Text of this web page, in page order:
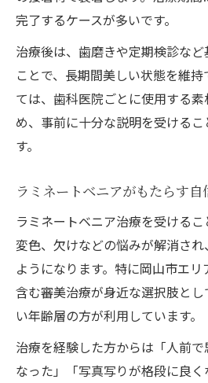
完了するケースが多いです。
治療後は、歯磨きや定期検診な
ことで、長期間美しい状態を維
ては、歯科医院ごとに使用する
め、事前に十分な説明を受ける
す。
ラミネートベニアがもたらす自
ラミネートベニア治療を受ける
変色、欠けなどの悩みが解消さ
ようになります。特に岡山市エ
含む審美治療が身近な選択肢と
い年齢層の方が利用しています。
治療を経験した方からは「人前
なった」「写真写りが格段に良